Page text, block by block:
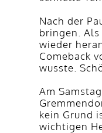
Nach der
bringen. Als
wieder
Comeback
wusste.
Am
kein Grund
wichtigen